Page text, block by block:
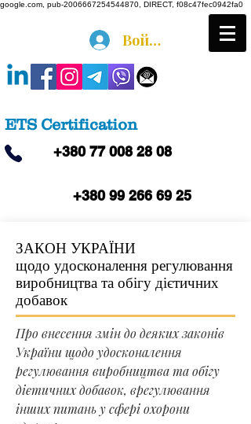
google.com, pub-2006667254544870, DIRECT, f08c47fec0942fa0
Войти
ETS Certification
+380 77 008 28 08
+380 99 266 69 25
ЗАКОН УКРАЇНИ
щодо удосконалення регулювання
виробництва та обігу дієтичних
добавок
Про внесення змін до деяких законів
України щодо удосконалення
регулювання виробництва та обігу
дієтичних добавок, врегулювання
інших питань у сфері охорони